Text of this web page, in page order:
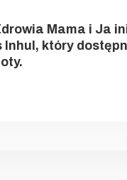
Mama i Ja
Inhul, który